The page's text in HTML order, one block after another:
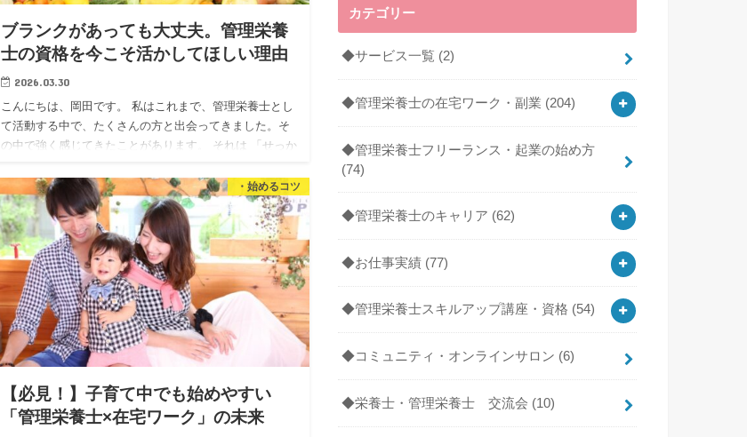
ブランクがあっても大丈夫。管理栄養
士の資格を今こそ活かしてほしい理由
2026.03.30
こんにちは、岡田です。 私はこれまで、管理栄養士とし
て活動する中で、たくさんの方と出会ってきました。そ
の中で強く感じてきたことがあります。 それは 「せっか
てしまっている…
・始めるコツ
【必見！】子育て中でも始めやすい
「管理栄養士×在宅ワーク」の未来
カテゴリー
◆サービス一覧 (2)
◆管理栄養士の在宅ワーク・副業 (204)
◆管理栄養士フリーランス・起業の始め方
(74)
◆管理栄養士のキャリア (62)
◆お仕事実績 (77)
◆管理栄養士スキルアップ講座・資格 (54)
◆コミュニティ・オンラインサロン (6)
◆栄養士・管理栄養士 交流会 (10)